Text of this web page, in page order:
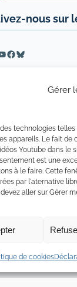
Gérer
technologies
appareils. Le fait
Youtube dans le
est une
à le faire. Cette
par l'aternative
aller sur Gérer
de cookies
nous sur
Facebook
Bluesky
de